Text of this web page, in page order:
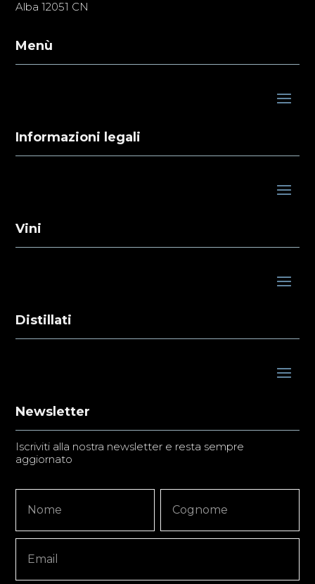
Alba 12051 CN
Menù
Informazioni legali
Vini
Distillati
Newsletter
Iscriviti alla nostra newsletter e resta sempre
aggiornato
Signup
Copy